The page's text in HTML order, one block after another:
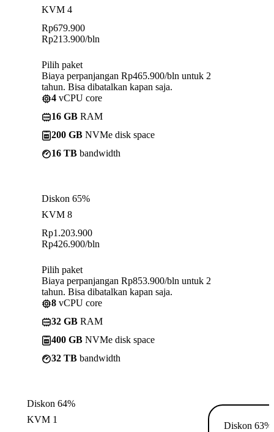
KVM 4
Rp679.900
Rp213.900/bln
Pilih paket
Biaya perpanjangan Rp465.900/bln untuk 2
tahun. Bisa dibatalkan kapan saja.
4 vCPU core
16 GB RAM
200 GB NVMe disk space
16 TB bandwidth
Diskon 65%
KVM 8
Rp1.203.900
Rp426.900/bln
Pilih paket
Biaya perpanjangan Rp853.900/bln untuk 2
tahun. Bisa dibatalkan kapan saja.
8 vCPU core
32 GB RAM
400 GB NVMe disk space
32 TB bandwidth
Diskon 64%
KVM 1
Diskon 63%